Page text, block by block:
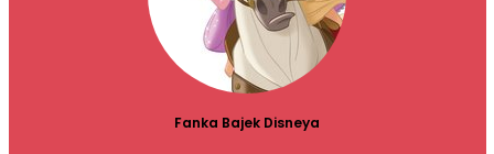
Fanka Bajek Disneya